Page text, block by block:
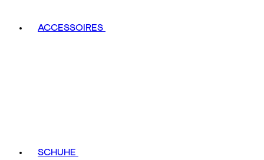
ACCESSOIRES
SCHUHE